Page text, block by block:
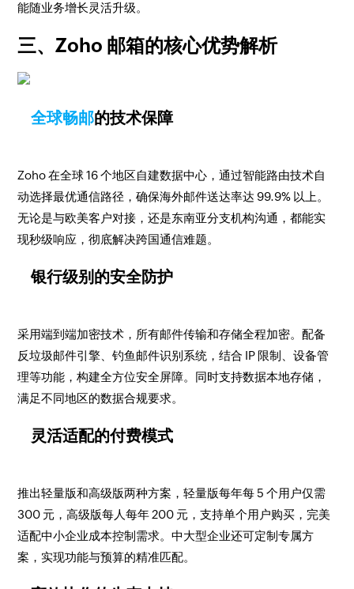
能随业务增长灵活升级。​
三、Zoho 邮箱的核心优势解析​
全球畅邮的技术保障​
Zoho 在全球 16 个地区自建数据中心，通过智能路由技术自
动选择最优通信路径，确保海外邮件送达率达 99.9% 以上。
无论是与欧美客户对接，还是东南亚分支机构沟通，都能实
现秒级响应，彻底解决跨国通信难题。​
银行级别的安全防护​
采用端到端加密技术，所有邮件传输和存储全程加密。配备
反垃圾邮件引擎、钓鱼邮件识别系统，结合 IP 限制、设备管
理等功能，构建全方位安全屏障。同时支持数据本地存储，
满足不同地区的数据合规要求。​
灵活适配的付费模式​
推出轻量版和高级版两种方案，轻量版每年每 5 个用户仅需
300 元，高级版每人每年 200 元，支持单个用户购买，完美
适配中小企业成本控制需求。中大型企业还可定制专属方
案，实现功能与预算的精准匹配。​